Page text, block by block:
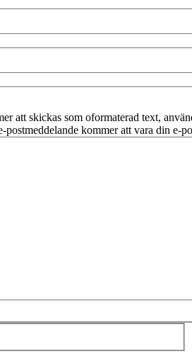
att skickas som oformaterad text,
postmeddelande kommer att vara din e-